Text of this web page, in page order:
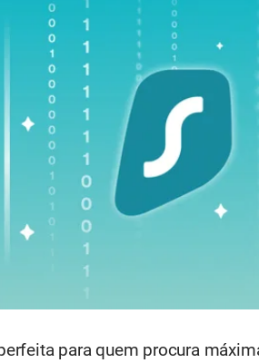
para quem procura